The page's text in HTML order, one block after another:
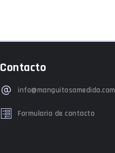
Contacto
info@manguitosamedida.com
Formulario de contacto